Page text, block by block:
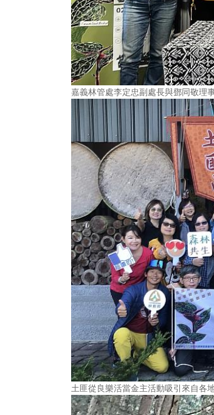
嘉義林管處李定忠副處長與鄧同敬理
土匪從良樂活當金主活動吸引來自各